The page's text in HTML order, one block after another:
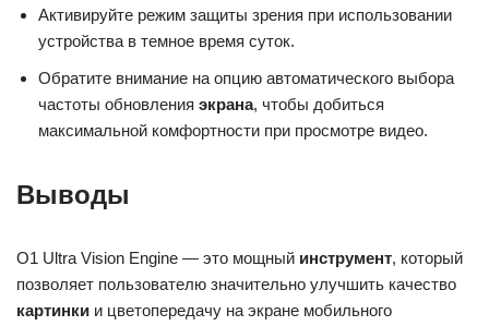
Активируйте режим защиты зрения при использовании
устройства в темное время суток.
Обратите внимание на опцию автоматического выбора
частоты обновления экрана, чтобы добиться
максимальной комфортности при просмотре видео.
Выводы
O1 Ultra Vision Engine — это мощный инструмент, который
позволяет пользователю значительно улучшить качество
картинки и цветопередачу на экране мобильного